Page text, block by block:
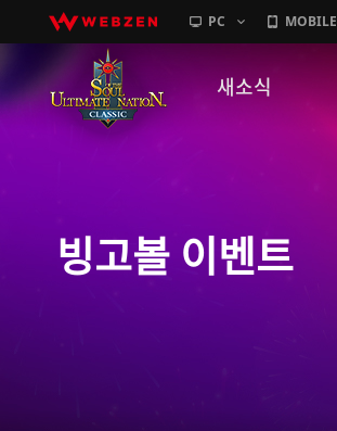
PC MOBILE
새소식
GM노트
이벤트
빙고볼 이벤트